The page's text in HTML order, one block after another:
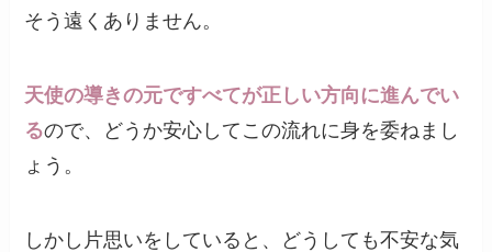
そう遠くありません。
天使の導きの元ですべてが正しい方向に進んでい
るので、どうか安心してこの流れに身を委ねまし
ょう。
しかし片思いをしていると、どうしても不安な気